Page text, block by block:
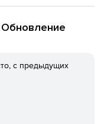
с предыдущих